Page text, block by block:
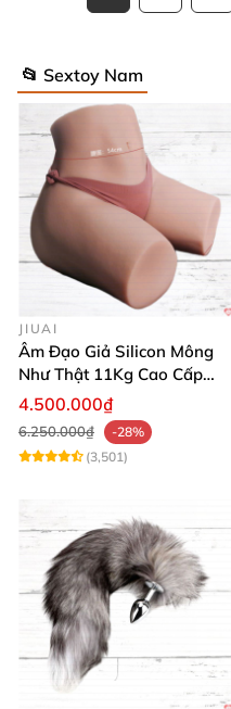
📂 Sextoy Nam
JIUAI
Âm Đạo Giả Silicon Mông
Như Thật 11Kg Cao Cấp
Tăng Khoái Cảm
4.500.000₫
6.250.000₫
-28%
(3,501)